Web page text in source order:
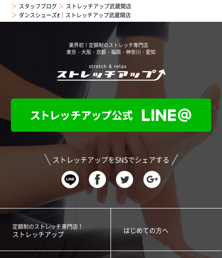
スタッフブログ
ストレッチアップ武蔵関店
ダンスシューズ💃｜ストレッチアップ武蔵関店
業界初！定額制のストレッチ専門店
東京・大阪・京都・福岡・神奈川・愛知
ストレッチアップをSNSでシェアする
定額制のストレッチ専門店！
ストレッチアップ
はじめての方へ